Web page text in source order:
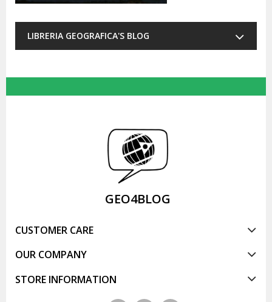
LIBRERIA GEOGRAFICA'S BLOG
GEO4BLOG
CUSTOMER CARE
OUR COMPANY
STORE INFORMATION